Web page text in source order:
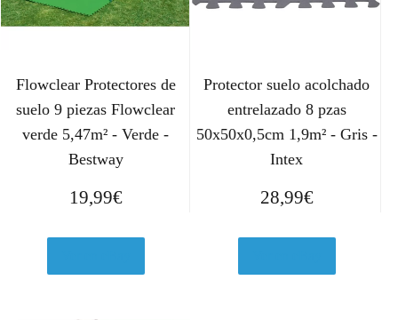
Flowclear Protectores de
suelo 9 piezas Flowclear
verde 5,47m² - Verde -
Bestway
19,99€
Protector suelo acolchado
entrelazado 8 pzas
50x50x0,5cm 1,9m² - Gris -
Intex
28,99€